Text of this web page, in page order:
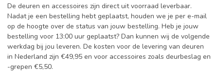
De deuren en accessoires zijn direct uit voorraad leverbaar.
Nadat je een bestelling hebt geplaatst, houden we je per e-mail
op de hoogte over de status van jouw bestelling. Heb je jouw
bestelling voor 13:00 uur geplaatst? Dan kunnen wij de volgende
werkdag bij jou leveren. De kosten voor de levering van deuren
in Nederland zijn €49,95 en voor accessoires zoals deurbeslag en
-grepen €5,50.